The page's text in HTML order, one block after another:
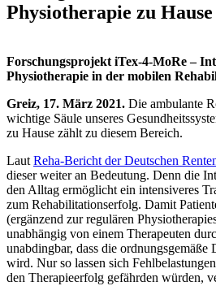
Physiotherapie zu Hause
Forschungsprojekt iTex-4-MoRe –
Physiotherapie in der mobilen
Greiz, 17. März 2021. Die ambulante
wichtige Säule unseres
zu Hause zählt zu diesem Bereich.
Laut Reha-Bericht der Deutschen
dieser weiter an Bedeutung. Denn die
den Alltag ermöglicht ein intensiveres
zum Rehabilitationserfolg. Damit
(ergänzend zur regulären
unabhängig von einem Therapeuten
unabdingbar, dass die
wird. Nur so lassen sich
den Therapieerfolg gefährden würden,